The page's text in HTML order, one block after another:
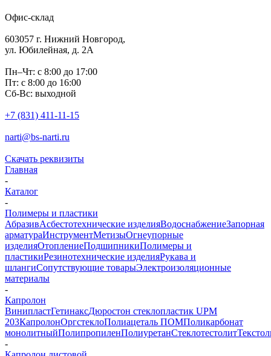
Офис-склад
603057 г. Нижний Новгород,
ул. Юбилейная, д. 2А
Пн–Чт: с 8:00 до 17:00
Пт: с 8:00 до 16:00
Сб-Вс: выходной
+7 (831) 411-11-15
narti@bs-narti.ru
Скачать реквизиты
Главная
-
Каталог
-
Полимеры и пластики
АбразивАсбестотехнические изделияВодоснабжениеЗапорная
арматураИнструментМетизыОгнеупорные
изделияОтоплениеПодшипникиПолимеры и
пластикиРезинотехнические изделияРукава и
шлангиСопутствующие товарыЭлектроизоляционные
материалы
-
Капролон
ВинипластГетинаксДюростон стеклопластик UPM
203КапролонОргстеклоПолиацеталь ПОМПоликарбонат
монолитныйПолипропиленПолиуретанСтеклотестолит
-